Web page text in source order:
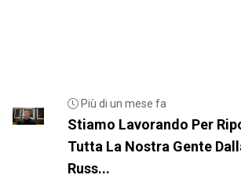
Più di un mese fa
Stiamo Lavorando Per
Tutta La Nostra Gente
Russ...